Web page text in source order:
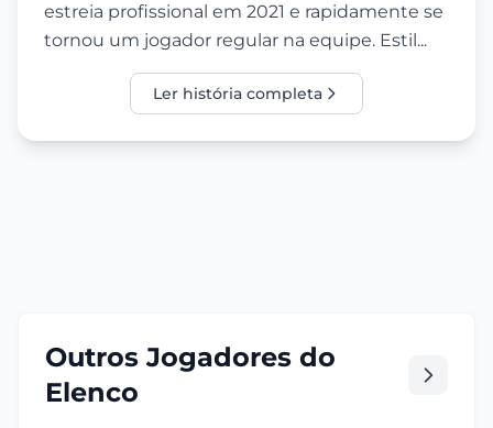
estreia profissional em 2021 e rapidamente se
tornou um jogador regular na equipe. Estil...
Ler história completa
Outros Jogadores do
Elenco